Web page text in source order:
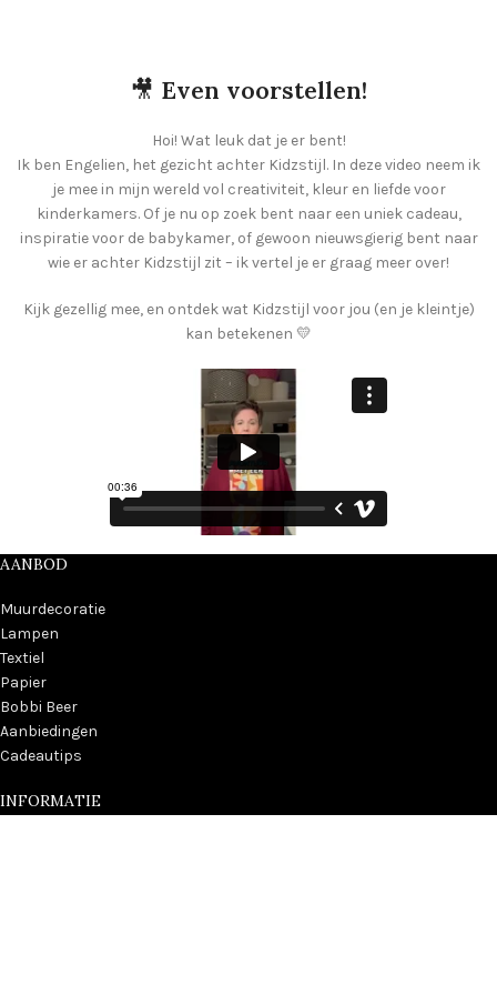
🎥 Even voorstellen!
Hoi! Wat leuk dat je er bent!
Ik ben Engelien, het gezicht achter Kidzstijl. In deze video neem ik
je mee in mijn wereld vol creativiteit, kleur en liefde voor
kinderkamers. Of je nu op zoek bent naar een uniek cadeau,
inspiratie voor de babykamer, of gewoon nieuwsgierig bent naar
wie er achter Kidzstijl zit – ik vertel je er graag meer over!
Kijk gezellig mee, en ontdek wat Kidzstijl voor jou (en je kleintje)
kan betekenen 💛
AANBOD
Muurdecoratie
Lampen
Textiel
Papier
Bobbi Beer
Aanbiedingen
Cadeautips
INFORMATIE